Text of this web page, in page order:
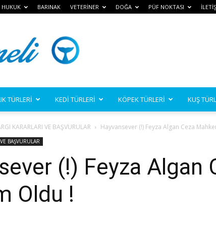
HUKUK BARINAK VETERİNER DOĞA PÜF NOKTASI
TÜRLERİ KEDİ TÜRLERİ KÖPEK TÜRLERİ KUŞ
KARARLARI VE BAŞVURULAR Hayvansever (!) Feyza Algan Ceza
BAŞVURULAR
(!) Feyza Algan
Oldu !